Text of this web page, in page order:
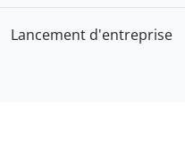
Lancement d'entreprise